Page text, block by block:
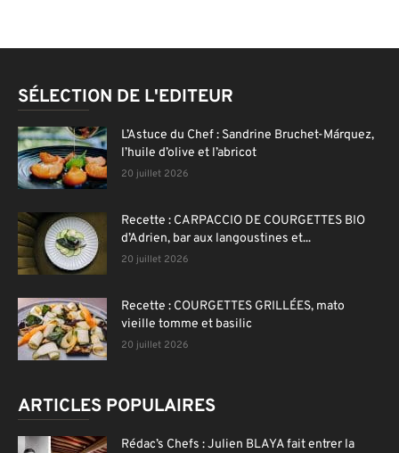
SÉLECTION DE L'EDITEUR
L’Astuce du Chef : Sandrine Bruchet-Márquez,
l’huile d’olive et l’abricot
20 juillet 2026
Recette : CARPACCIO DE COURGETTES BIO
d’Adrien, bar aux langoustines et...
20 juillet 2026
Recette : COURGETTES GRILLÉES, mato
vieille tomme et basilic
20 juillet 2026
ARTICLES POPULAIRES
Rédac’s Chefs : Julien BLAYA fait entrer la